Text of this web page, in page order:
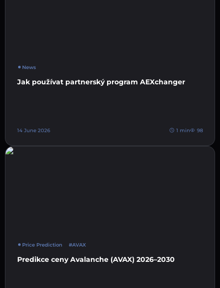
News
Jak používat partnerský program AEXchanger
14 June 2026 1 min 98
Price Prediction #AVAX
Predikce ceny Avalanche (AVAX) 2026–2030